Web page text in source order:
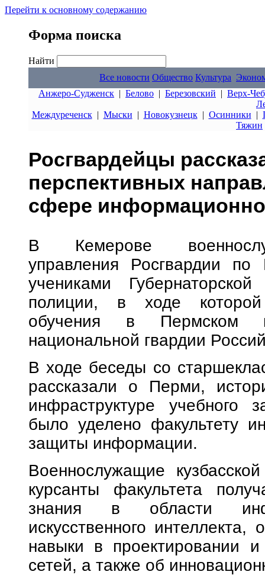
Перейти к основному содержанию
Форма поиска
Найти
Все новости Общество Культура
Анжеро-Судженск | Белово | Березовский | Верх-
Междуреченск| Мыски | Новокузнецк| Осинники |
Тяжин
Росгвардейцы
перспективных
сфере
В Кемерове
управления Росгвардии по
учениками
полиции, в ходе которой
обучения в Пермском
национальной гвардии
В ходе беседы со
рассказали о Перми,
инфраструктуре учебного
было уделено факультету
защиты информации.
Военнослужащие
курсанты факультета
знания в области
искусственного
навыки в проектировании
сетей, а также об